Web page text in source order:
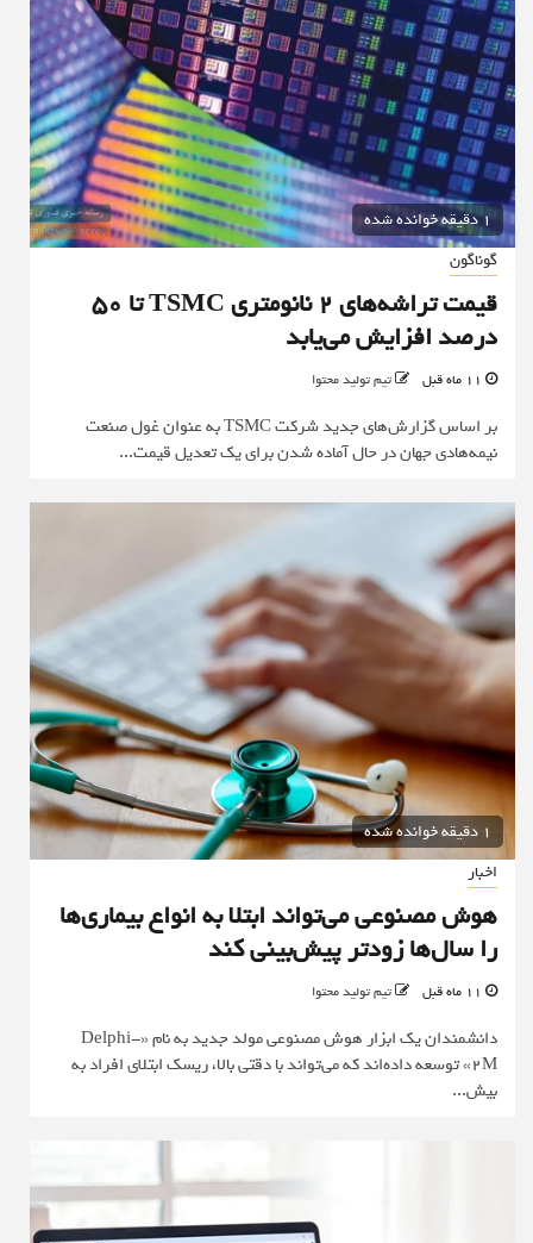
1 دقیقه خوانده شده
گوناگون
قیمت تراشه‌های ۲ نانومتری TSMC تا ۵۰
درصد افزایش می‌یابد
تیم تولید محتوا
بر اساس گزارش‌های جدید شرکت TSMC به عنوان غول صنعت
نیمه‌هادی جهان در حال آماده شدن برای یک تعدیل قیمت...
1 دقیقه خوانده شده
اخبار
هوش مصنوعی می‌تواند ابتلا به انواع بیماری‌ها
را سال‌ها زودتر پیش‌بینی ‌کند
تیم تولید محتوا
دانشمندان یک ابزار هوش مصنوعی مولد جدید به نام «Delphi-
2M» توسعه داده‌اند که می‌تواند با دقتی بالا، ریسک ابتلای افراد به
بیش...